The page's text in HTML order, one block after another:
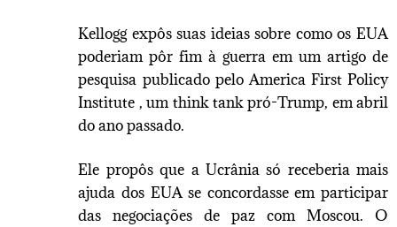
Kellogg expôs suas ideias sobre como os EUA
poderiam pôr fim à guerra em um artigo de
pesquisa publicado pelo America First Policy
Institute , um think tank pró-Trump, em abril
do ano passado.
Ele propôs que a Ucrânia só receberia mais
ajuda dos EUA se concordasse em participar
das negociações de paz com Moscou. O